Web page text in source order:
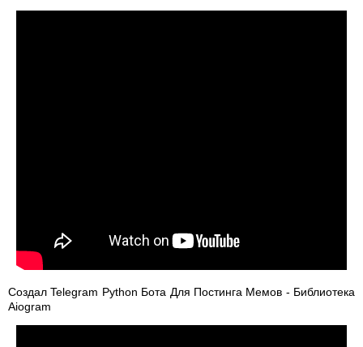
Создал Telegram Python Бота Для Постинга Мемов - Библиотека
Aiogram